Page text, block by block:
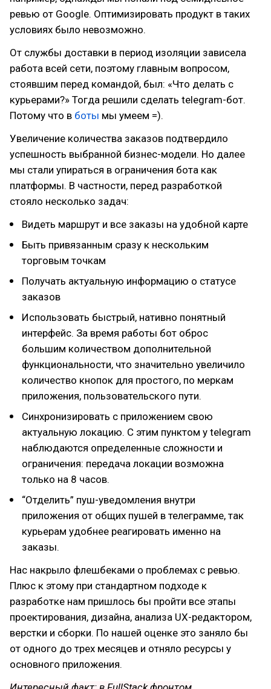
ревью от Google. Оптимизировать продукт в таких
условиях было невозможно.
От службы доставки в период изоляции зависела
работа всей сети, поэтому главным вопросом,
стоявшим перед командой, был: «Что делать с
курьерами?» Тогда решили сделать telegram-бот.
Потому что в боты мы умеем =).
Увеличение количества заказов подтвердило
успешность выбранной бизнес-модели. Но далее
мы стали упираться в ограничения бота как
платформы. В частности, перед разработкой
стояло несколько задач:
Видеть маршрут и все заказы на удобной карте
Быть привязанным сразу к нескольким
торговым точкам
Получать актуальную информацию о статусе
заказов
Использовать быстрый, нативно понятный
интерфейс. За время работы бот оброс
большим количеством дополнительной
функциональности, что значительно увеличило
количество кнопок для простого, по меркам
приложения, пользовательского пути.
Синхронизировать с приложением свою
актуальную локацию. С этим пунктом у telegram
наблюдаются определенные сложности и
ограничения: передача локации возможна
только на 8 часов.
“Отделить” пуш-уведомления внутри
приложения от общих пушей в телеграмме, так
курьерам удобнее реагировать именно на
заказы.
Нас накрыло флешбеками о проблемах с ревью.
Плюс к этому при стандартном подходе к
разработке нам пришлось бы пройти все этапы
проектирования, дизайна, анализа UX-редактором,
верстки и сборки. По нашей оценке это заняло бы
от одного до трех месяцев и отняло ресурсы у
основного приложения.